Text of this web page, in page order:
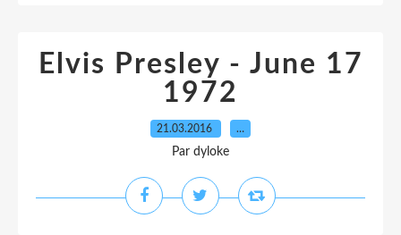
Elvis Presley - June 17
1972
21.03.2016 …
Par dyloke